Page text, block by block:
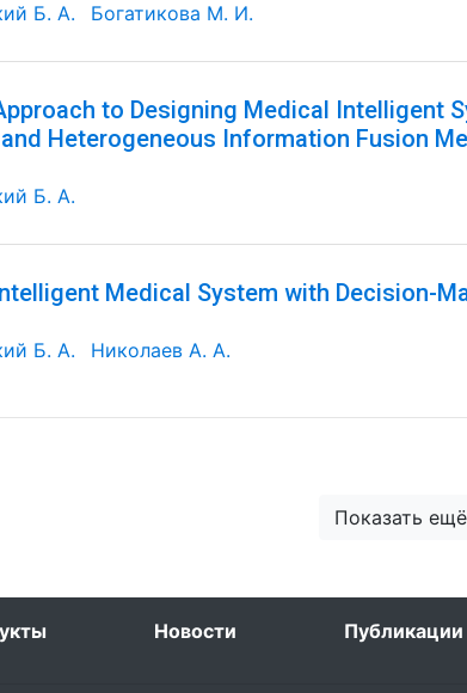
Б. А.
Богатикова М. И.
to Designing Medical Intelligent
Heterogeneous Information Fusion
Б. А.
Medical System with Decision-
Б. А.
Николаев А. А.
Показать ещё
Новости Публикации